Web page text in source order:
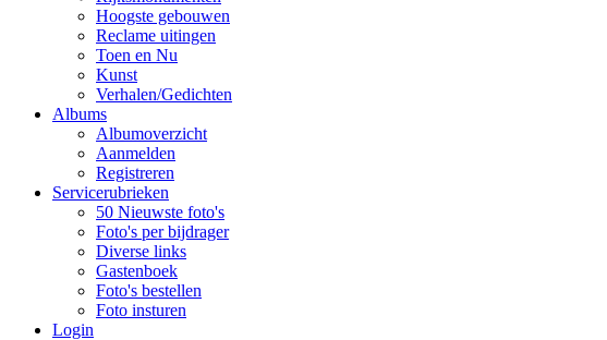
Hoogste gebouwen
Reclame uitingen
Toen en Nu
Kunst
Verhalen/Gedichten
Albums
Albumoverzicht
Aanmelden
Registreren
Servicerubrieken
50 Nieuwste foto's
Foto's per bijdrager
Diverse links
Gastenboek
Foto's bestellen
Foto insturen
Login